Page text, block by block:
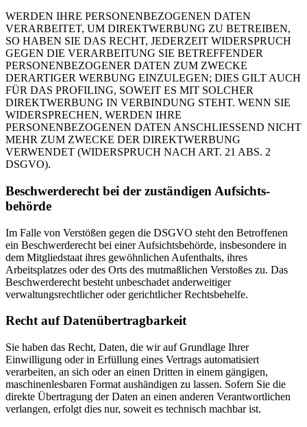
WERDEN IHRE PERSONENBEZOGENEN DATEN
VERARBEITET, UM DIREKTWERBUNG ZU BETREIBEN,
SO HABEN SIE DAS RECHT, JEDERZEIT WIDERSPRUCH
GEGEN DIE VERARBEITUNG SIE BETREFFENDER
PERSONENBEZOGENER DATEN ZUM ZWECKE
DERARTIGER WERBUNG EINZULEGEN; DIES GILT AUCH
FÜR DAS PROFILING, SOWEIT ES MIT SOLCHER
DIREKTWERBUNG IN VERBINDUNG STEHT. WENN SIE
WIDERSPRECHEN, WERDEN IHRE
PERSONENBEZOGENEN DATEN ANSCHLIESSEND NICHT
MEHR ZUM ZWECKE DER DIREKTWERBUNG
VERWENDET (WIDERSPRUCH NACH ART. 21 ABS. 2
DSGVO).
Beschwerde­recht bei der zuständigen Aufsichts­
behörde
Im Falle von Verstößen gegen die DSGVO steht den Betroffenen
ein Beschwerderecht bei einer Aufsichtsbehörde, insbesondere in
dem Mitgliedstaat ihres gewöhnlichen Aufenthalts, ihres
Arbeitsplatzes oder des Orts des mutmaßlichen Verstoßes zu. Das
Beschwerderecht besteht unbeschadet anderweitiger
verwaltungsrechtlicher oder gerichtlicher Rechtsbehelfe.
Recht auf Daten­übertrag­barkeit
Sie haben das Recht, Daten, die wir auf Grundlage Ihrer
Einwilligung oder in Erfüllung eines Vertrags automatisiert
verarbeiten, an sich oder an einen Dritten in einem gängigen,
maschinenlesbaren Format aushändigen zu lassen. Sofern Sie die
direkte Übertragung der Daten an einen anderen Verantwortlichen
verlangen, erfolgt dies nur, soweit es technisch machbar ist.